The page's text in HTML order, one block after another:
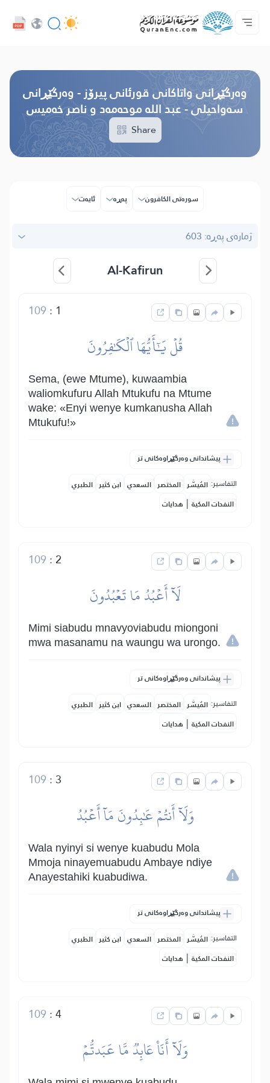
سه‌ره‌كی
پێڕستی وه‌رگێڕاوه‌كان
Audio
خزمەتگوزاریەکانی پەرەپێدەران - API
دەربارەی پرۆژە
په‌یوه‌ندیمان پێوه‌ بكه‌
زمان
وه‌رگێڕانی واتاکانی قورئانی پیرۆز - وەرگێڕانی
سەواحیلی - عبد الله موحەمەد و ناصر خەميس
Share
سوره‌تی الكافرون پەڕە ئایه‌ت
ژمارەی پەڕە: 603
Al-Kafirun
1
:
109
قُلۡ يَٰٓأَيُّهَا ٱلۡكَٰفِرُونَ
Sema, (ewe Mtume), kuwaambia
waliomkufuru Allah Mtukufu na Mtume
wake: «Enyi wenye kumkanusha Allah
Mtukufu!»
پیشاندانی وەرگێڕاوەکانی تر
التفاسير: المُيسَّر المختصر السعدي ابن كثير الطبري
النفحات المكية | هدايات
2
:
109
لَآ أَعۡبُدُ مَا تَعۡبُدُونَ
Mimi siabudu mnavyoviabudu miongoni
mwa masanamu na waungu wa urongo.
پیشاندانی وەرگێڕاوەکانی تر
التفاسير: المُيسَّر المختصر السعدي ابن كثير الطبري
النفحات المكية | هدايات
3
:
109
وَلَآ أَنتُمۡ عَٰبِدُونَ مَآ أَعۡبُدُ
Wala nyinyi si wenye kuabudu Mola
Mmoja ninayemuabudu Ambaye ndiye
Anayestahiki kuabudiwa.
پیشاندانی وەرگێڕاوەکانی تر
التفاسير: المُيسَّر المختصر السعدي ابن كثير الطبري
النفحات المكية | هدايات
4
:
109
وَلَآ أَنَا۠ عَابِدٞ مَّا عَبَدتُّمۡ